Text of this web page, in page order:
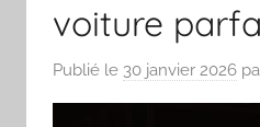
voiture
Publié le 30 janvier 2026